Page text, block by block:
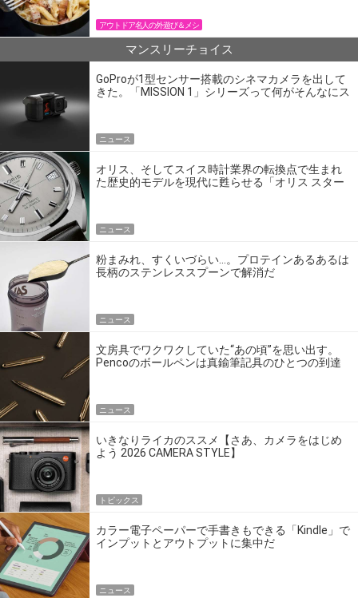
アウトドア名人の外遊び＆メシ
マンスリーチョイス
GoProが1型センサー搭載のシネマカメラを出して
きた。「MISSION 1」シリーズって何がそんなにス
ニュース
オリス、そしてスイス時計業界の転換点で生まれ
た歴史的モデルを現代に甦らせる「オリス スター
ニュース
粉まみれ、すくいづらい…。プロテインあるあるは
長柄のステンレススプーンで解消だ
ニュース
文房具でワクワクしていた“あの頃”を思い出す。
Pencoのボールペンは真鍮筆記具のひとつの到達
ニュース
いきなりライカのススメ【さあ、カメラをはじめ
よう 2026 CAMERA STYLE】
トピックス
カラー電子ペーパーで手書きもできる「Kindle」で
インプットとアウトプットに集中だ
ニュース